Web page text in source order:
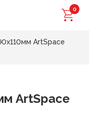
0
ArtSpace
ArtSpace